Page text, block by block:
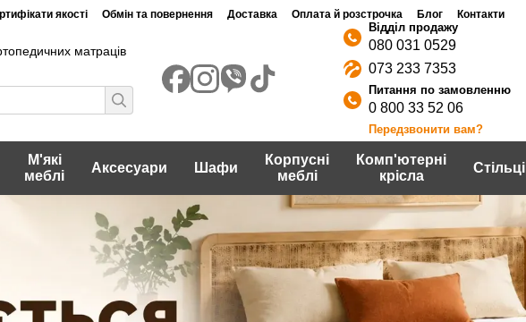
якості Обмін та повернення Доставка Оплата й розстрочка Блог
Контакти
матраців
080 031 0529
073 233 7353
0 800 33 52 06
Передзвонити вам?
М'які
меблі
Аксесуари Шафи
Корпусні
меблі
Комп'ютерні
крісла
Стільці